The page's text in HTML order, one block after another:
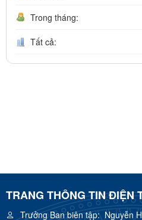
Trong tháng:
Tất cả:
TRANG THÔNG TIN ĐIỆN
Trưởng Ban biên tập:Nguyễn